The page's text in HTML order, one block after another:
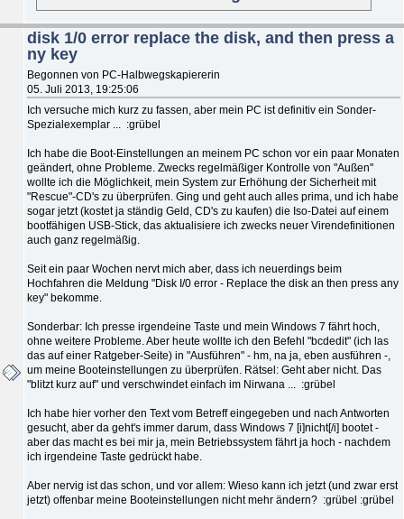
disk 1/0 error replace the disk, and then press a
ny key
Begonnen von PC-Halbwegskapiererin
05. Juli 2013, 19:25:06
Ich versuche mich kurz zu fassen, aber mein PC ist definitiv ein Sonder-
Spezialexemplar ... :grübel
Ich habe die Boot-Einstellungen an meinem PC schon vor ein paar Monaten
geändert, ohne Probleme. Zwecks regelmäßiger Kontrolle von "Außen"
wollte ich die Möglichkeit, mein System zur Erhöhung der Sicherheit mit
"Rescue"-CD's zu überprüfen. Ging und geht auch alles prima, und ich habe
sogar jetzt (kostet ja ständig Geld, CD's zu kaufen) die Iso-Datei auf einem
bootfähigen USB-Stick, das aktualisiere ich zwecks neuer Virendefinitionen
auch ganz regelmäßig.
Seit ein paar Wochen nervt mich aber, dass ich neuerdings beim
Hochfahren die Meldung "Disk I/0 error - Replace the disk an then press any
key" bekomme.
Sonderbar: Ich presse irgendeine Taste und mein Windows 7 fährt hoch,
ohne weitere Probleme. Aber heute wollte ich den Befehl "bcdedit" (ich las
das auf einer Ratgeber-Seite) in "Ausführen" - hm, na ja, eben ausführen -,
um meine Booteinstellungen zu überprüfen. Rätsel: Geht aber nicht. Das
"blitzt kurz auf" und verschwindet einfach im Nirwana ... :grübel
Ich habe hier vorher den Text vom Betreff eingegeben und nach Antworten
gesucht, aber da geht's immer darum, dass Windows 7 [i]nicht[/i] bootet -
aber das macht es bei mir ja, mein Betriebssystem fährt ja hoch - nachdem
ich irgendeine Taste gedrückt habe.
Aber nervig ist das schon, und vor allem: Wieso kann ich jetzt (und zwar erst
jetzt) offenbar meine Booteinstellungen nicht mehr ändern? :grübel :grübel